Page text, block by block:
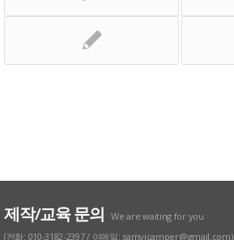
제작/교육 문의
We are waiting for you
(전화: 010-3182-2397 / 이메일: samyicamper@gmail.com)